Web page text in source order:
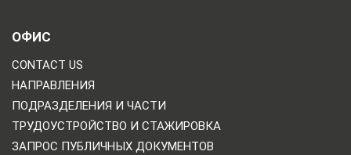
ОФИС
CONTACT US
НАПРАВЛЕНИЯ
ПОДРАЗДЕЛЕНИЯ И ЧАСТИ
ТРУДОУСТРОЙСТВО И СТАЖИРОВКА
ЗАПРОС ПУБЛИЧНЫХ ДОКУМЕНТОВ